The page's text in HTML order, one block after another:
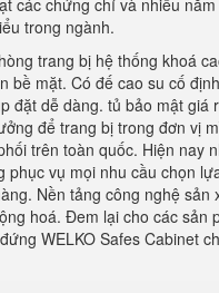
các chứng chỉ và nhiều
trong ngành.
trang bị hệ thống khoá
bề mặt. Có đế cao su cố
đặt dễ dàng. tủ bảo mật giá
để trang bị trong đơn vị
trên toàn quốc. Hiện nay
phục vụ mọi nhu cầu chọn
Nền tảng công nghệ sản
hoá. Đem lại cho các sản
WELKO Safes Cabinet